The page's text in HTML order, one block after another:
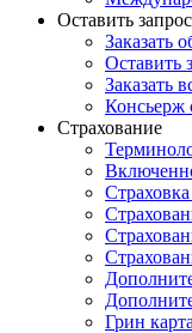
Оставить запрос
Заказать
Оставить
Заказать
Консьерж
Страхование
Грин карта